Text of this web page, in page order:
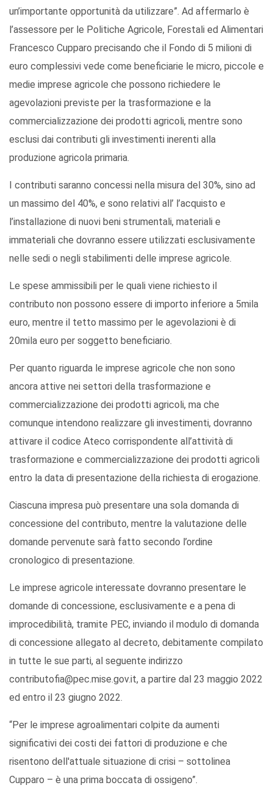
un’importante opportunità da utilizzare”. Ad affermarlo è
l’assessore per le Politiche Agricole, Forestali ed Alimentari
Francesco Cupparo precisando che il Fondo di 5 milioni di
euro complessivi vede come beneficiarie le micro, piccole e
medie imprese agricole che possono richiedere le
agevolazioni previste per la trasformazione e la
commercializzazione dei prodotti agricoli, mentre sono
esclusi dai contributi gli investimenti inerenti alla
produzione agricola primaria.
I contributi saranno concessi nella misura del 30%, sino ad
un massimo del 40%, e sono relativi all’ l’acquisto e
l’installazione di nuovi beni strumentali, materiali e
immateriali che dovranno essere utilizzati esclusivamente
nelle sedi o negli stabilimenti delle imprese agricole.
Le spese ammissibili per le quali viene richiesto il
contributo non possono essere di importo inferiore a 5mila
euro, mentre il tetto massimo per le agevolazioni è di
20mila euro per soggetto beneficiario.
Per quanto riguarda le imprese agricole che non sono
ancora attive nei settori della trasformazione e
commercializzazione dei prodotti agricoli, ma che
comunque intendono realizzare gli investimenti, dovranno
attivare il codice Ateco corrispondente all’attività di
trasformazione e commercializzazione dei prodotti agricoli
entro la data di presentazione della richiesta di erogazione.
Ciascuna impresa può presentare una sola domanda di
concessione del contributo, mentre la valutazione delle
domande pervenute sarà fatto secondo l’ordine
cronologico di presentazione.
Le imprese agricole interessate dovranno presentare le
domande di concessione, esclusivamente e a pena di
improcedibilità, tramite PEC, inviando il modulo di domanda
di concessione allegato al decreto, debitamente compilato
in tutte le sue parti, al seguente indirizzo
contributofia@pec.mise.gov.it, a partire dal 23 maggio 2022
ed entro il 23 giugno 2022.
“Per le imprese agroalimentari colpite da aumenti
significativi dei costi dei fattori di produzione e che
risentono dell'attuale situazione di crisi – sottolinea
Cupparo – è una prima boccata di ossigeno”.